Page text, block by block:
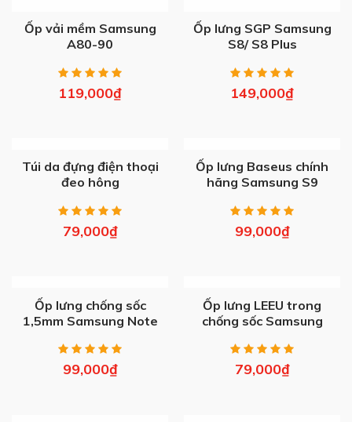
OUT OF STOCK
Ốp vải mềm Samsung
A80-90
119,000₫
OUT OF STOCK
Ốp lưng SGP Samsung
S8/ S8 Plus
149,000₫
OUT OF STOCK
Túi da đựng điện thoại
đeo hông
79,000₫
OUT OF STOCK
Ốp lưng Baseus chính
hãng Samsung S9
99,000₫
OUT OF STOCK
Ốp lưng chống sốc
1,5mm Samsung Note
99,000₫
OUT OF STOCK
Ốp lưng LEEU trong
chống sốc Samsung
79,000₫